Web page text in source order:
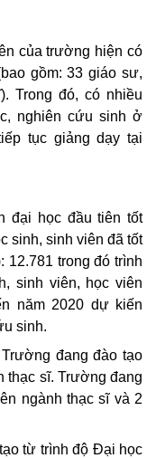
của trường hiện có
gồm: 33 giáo sư,
Trong đó, có nhiều
nghiên cứu sinh ở
tục giảng dạy tại
đại học đầu tiên tốt
sinh, sinh viên đã tốt
12.781 trong đó trình
sinh viên, học viên
năm 2020 dự kiến
sinh.
đang đào tạo
thạc sĩ. Trường đang
ngành thạc sĩ và 2
từ trình độ Đại học